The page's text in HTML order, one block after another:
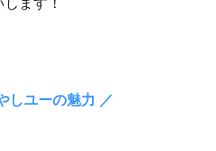
しユーの魅力 ／